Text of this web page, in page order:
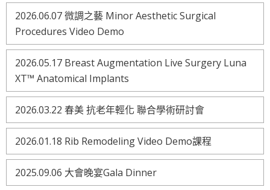
2026.06.07 微調之藝 Minor Aesthetic Surgical
Procedures Video Demo
2026.05.17 Breast Augmentation Live Surgery Luna
XT™ Anatomical Implants
2026.03.22 春美 抗老年輕化 聯合學術研討會
2026.01.18 Rib Remodeling Video Demo課程
2025.09.06 大會晚宴Gala Dinner